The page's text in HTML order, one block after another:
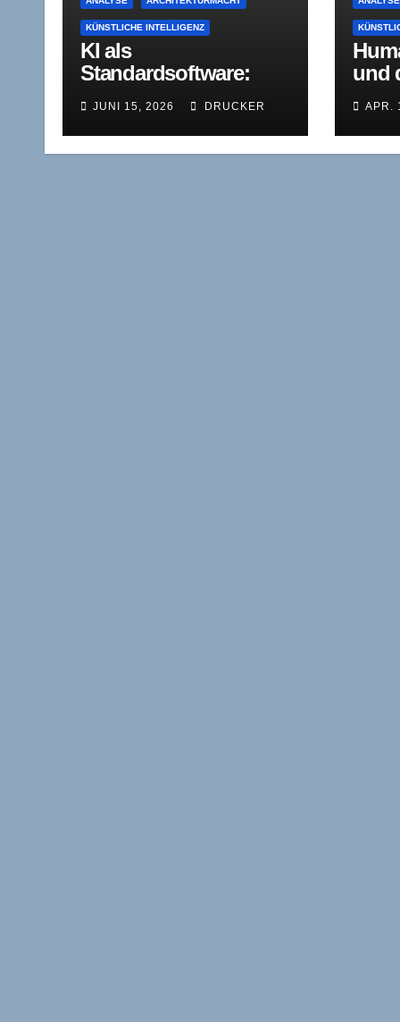
KÜNSTLICHE INTELLIGENZ
KI als
Standardsoftware:
eine überfällige
Entmystifizierung
JUNI 15, 2026 DRUCKER
und
m —
APR.